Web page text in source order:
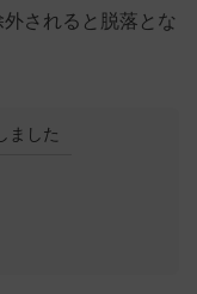
されると脱落とな
ました